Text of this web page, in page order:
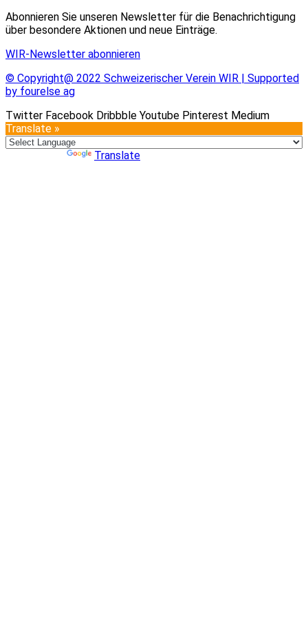
Abonnieren Sie unseren Newsletter für die Benachrichtigung
über besondere Aktionen und neue Einträge.
WIR-Newsletter abonnieren
© Copyright@ 2022 Schweizerischer Verein WIR | Supported
by fourelse ag
Twitter Facebook Dribbble Youtube Pinterest Medium
Translate »
Translate